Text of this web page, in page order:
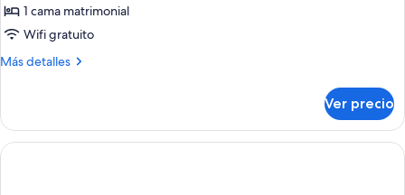
1 cama matrimonial
Wifi gratuito
Más detalles
Más
Double
Room
without
Ver precio